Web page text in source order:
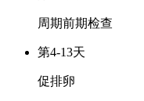
周期前期检查
第4-13天
促排卵